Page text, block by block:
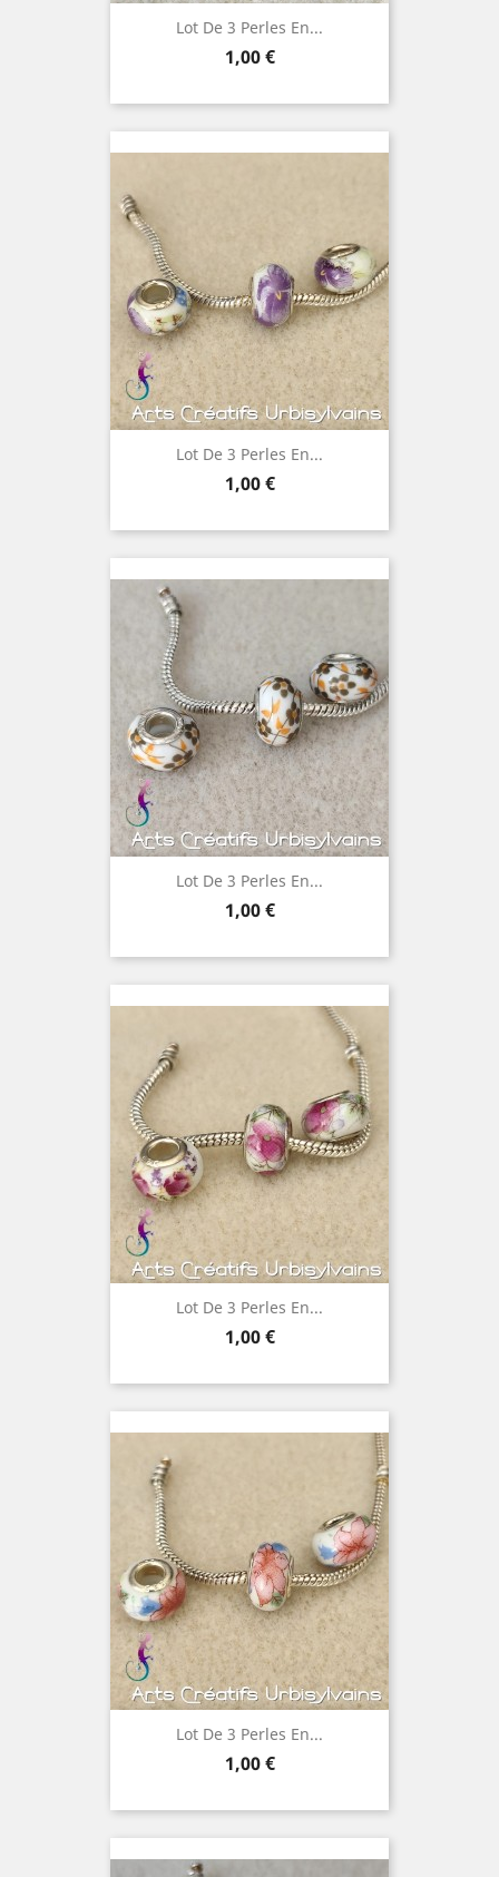
Lot De 3 Perles En...
Prix
1,00 €
Lot De 3 Perles En...
Prix
1,00 €
Lot De 3 Perles En...
Prix
1,00 €
Lot De 3 Perles En...
Prix
1,00 €
Lot De 3 Perles En...
Prix
1,00 €